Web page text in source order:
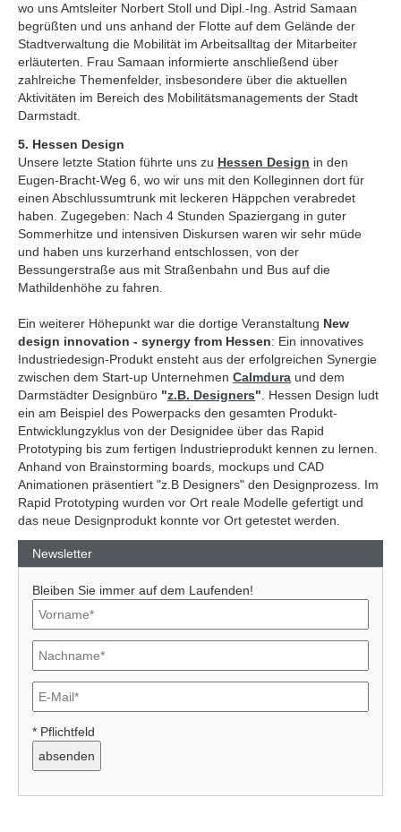
wo uns Amtsleiter Norbert Stoll und Dipl.-Ing. Astrid Samaan
begrüßten und uns anhand der Flotte auf dem Gelände der
Stadtverwaltung die Mobilität im Arbeitsalltag der Mitarbeiter
erläuterten. Frau Samaan informierte anschließend über
zahlreiche Themenfelder, insbesondere über die aktuellen
Aktivitäten im Bereich des Mobilitätsmanagements der Stadt
Darmstadt.
5. Hessen Design
Unsere letzte Station führte uns zu Hessen Design in den
Eugen-Bracht-Weg 6, wo wir uns mit den Kolleginnen dort für
einen Abschlussumtrunk mit leckeren Häppchen verabredet
haben. Zugegeben: Nach 4 Stunden Spaziergang in guter
Sommerhitze und intensiven Diskursen waren wir sehr müde
und haben uns kurzerhand entschlossen, von der
Bessungerstraße aus mit Straßenbahn und Bus auf die
Mathildenhöhe zu fahren.
Ein weiterer Höhepunkt war die dortige Veranstaltung New
design innovation - synergy from Hessen: Ein innovatives
Industriedesign-Produkt ensteht aus der erfolgreichen Synergie
zwischen dem Start-up Unternehmen Calmdura und dem
Darmstädter Designbüro "z.B. Designers" . Hessen Design ludt
ein am Beispiel des Powerpacks den gesamten Produkt-
Entwicklungzyklus von der Designidee über das Rapid
Prototyping bis zum fertigen Industrieprodukt kennen zu lernen.
Anhand von Brainstorming boards, mockups und CAD
Animationen präsentiert "z.B Designers" den Designprozess. Im
Rapid Prototyping wurden vor Ort reale Modelle gefertigt und
das neue Designprodukt konnte vor Ort getestet werden.
Newsletter
Bleiben Sie immer auf dem Laufenden!
* Pflichtfeld